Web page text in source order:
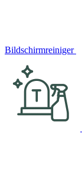
Bildschirmreiniger